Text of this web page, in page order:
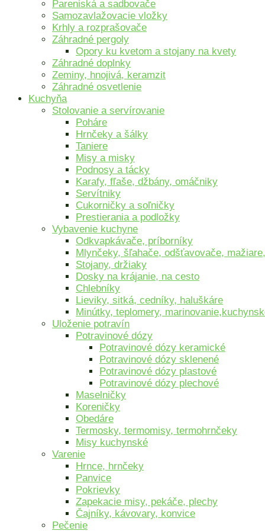
Pareniská a sadbovače
Samozavlažovacie vložky
Krhly a rozprašovače
Záhradné pergoly
Opory ku kvetom a stojany na kvety
Záhradné doplnky
Zeminy, hnojivá, keramzit
Záhradné osvetlenie
Kuchyňa
Stolovanie a servírovanie
Poháre
Hrnčeky a šálky
Taniere
Misy a misky
Podnosy a tácky
Karafy, fľaše, džbány, omáčniky
Servítniky
Cukorničky a soľničky
Prestierania a podložky
Vybavenie kuchyne
Odkvapkávače, príborníky
Mlynčeky, šľahače, odšťavovače,
Stojany, držiaky
Dosky na krájanie, na cesto
Chlebníky
Lieviky, sitká, cedníky, haluškáre
Minútky, teplomery,
Uloženie potravín
Potravinové dózy
Potravinové dózy keramické
Potravinové dózy sklenené
Potravinové dózy plastové
Potravinové dózy plechové
Maselničky
Koreničky
Obedáre
Termosky, termomisy, termohrnčeky
Misy kuchynské
Varenie
Hrnce, hrnčeky
Panvice
Pokrievky
Zapekacie misy, pekáče, plechy
Čajníky, kávovary, konvice
Pečenie